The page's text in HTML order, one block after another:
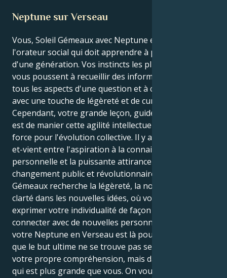
Neptune sur Verseau
Vous, Soleil Gémeaux avec Neptune en Verseau, êtes
l'orateur social qui doit apprendre à parler au nom
d'une génération. Vos instincts les plus profonds
vous poussent à recueillir des informations, à voir
tous les aspects d'une question et à communiquer
avec une touche de légèreté et de curiosité.
Cependant, votre grande leçon, guidée par Neptune,
est de manier cette agilité intellectuelle comme une
force pour l'évolution collective. Il y a un fascinant va-
et-vient entre l'aspiration à la connaissance
personnelle et la puissante attirance pour le
changement public et révolutionnaire. Votre Soleil en
Gémeaux recherche la légèreté, la nouveauté et la
clarté dans les nouvelles idées, où vous pouvez
exprimer votre individualité de façon unique et vous
connecter avec de nouvelles personnes. Cependant,
votre Neptune en Verseau est là pour vous rappeler
que le but ultime ne se trouve pas seulement dans
votre propre compréhension, mais dans une cause
qui est plus grande que vous. On vous demande de